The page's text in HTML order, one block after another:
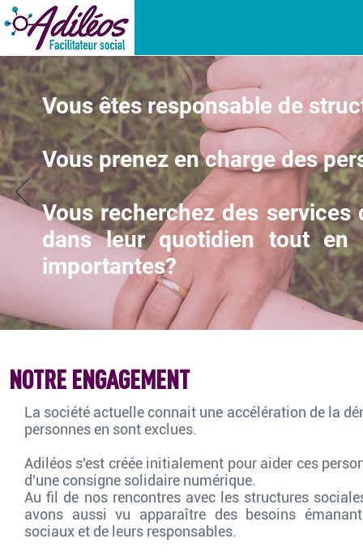
Vous êtes responsable de
Vous prenez en charge des
Vous recherchez des
dans leur quotidien tout en
importantes?
NOTRE ENGAGEMENT
La société actuelle connait une accélération de la
personnes en sont exclues.
Adiléos s'est créée initialement pour aider ces
d'une consigne solidaire numérique.
Au fil de nos rencontres avec les structures
avons aussi vu apparaître des besoins
sociaux et de leurs responsables.